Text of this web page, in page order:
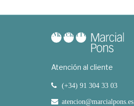
Atención al cliente
(+34) 91 304 33 03
atencion@marcialpons.es